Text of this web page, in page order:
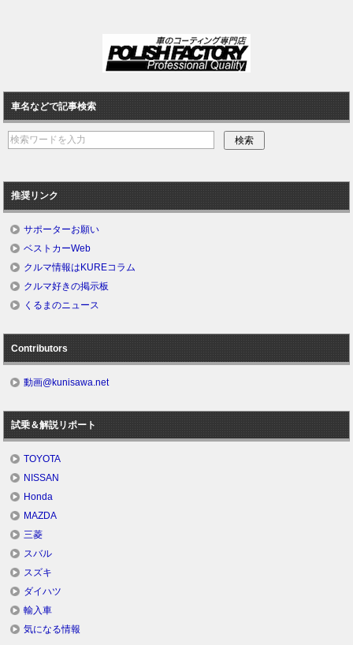
車名などで記事検索
推奨リンク
サポーターお願い
ベストカーWeb
クルマ情報はKUREコラム
クルマ好きの掲示板
くるまのニュース
Contributors
動画@kunisawa.net
試乗＆解説リポート
TOYOTA
NISSAN
Honda
MAZDA
三菱
スバル
スズキ
ダイハツ
輸入車
気になる情報